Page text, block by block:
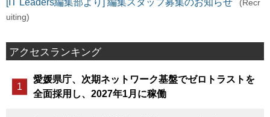
[IT Leaders編集部より] 編集スタッフ募集のお知らせ
(Recr
uiting)
アクセスランキング
愛媛県庁、次期ネットワーク基盤でゼロトラストを
全面採用し、2027年1月に稼働